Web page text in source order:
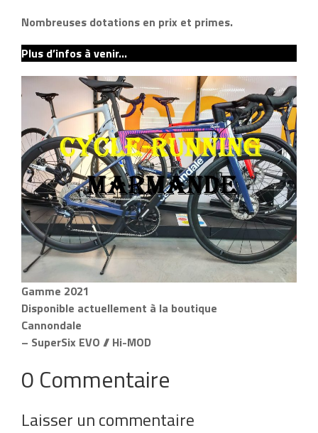
Nombreuses dotations en prix et primes.
Plus d’infos à venir…
Gamme 2021
Disponible actuellement à la boutique
Cannondale
– SuperSix EVO // Hi-MOD
0 Commentaire
Laisser un commentaire